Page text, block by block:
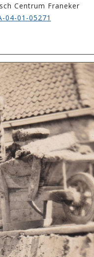
Centrum Franeker
04-01-05271